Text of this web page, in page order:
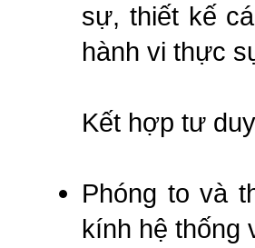
sự, thiết kế
hành vi thực
Kết hợp tư
Phóng to và
kính hệ thống